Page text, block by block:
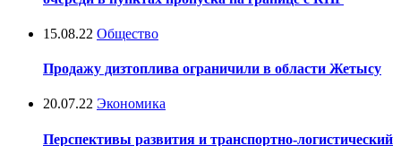
15.08.22 Общество
Продажу дизтоплива ограничили в области Жетысу
20.07.22 Экономика
Перспективы развития и транспортно-логистический